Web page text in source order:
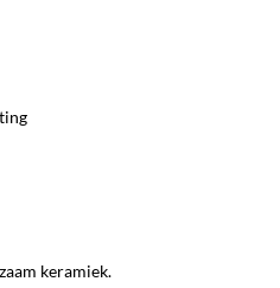
keramiek.